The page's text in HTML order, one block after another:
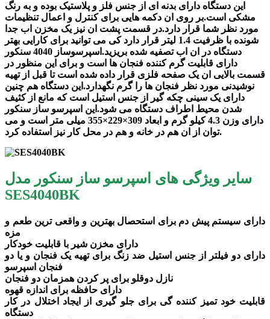
این دستگاه دارای بدنه ای از جنس فلز و پلاستیک بوده و به رنگ
مشکی است.بر روی ان دکمه هایی برای کنترل و اعمال تنظیمات
مورد نظر شما قرار دارد.در قسمت پشت ان نیز یک مخزن اب جدا
شونده با ظرفیت 1.4 لیتر قرار دارد کی می توانید برای کارایی بهتر
دستگاه در ان اب تصفیه شده بریزید.اسپرسوساز 4040 سنکور
دارای قابلیت گرم کننده فنجان ها است و برای این منظور در
قسمت بالایی ان یک صفحه فلزی قرار داده شده است تا قبل از تهیه
نوشیدنی مورد نظر فنجان ها را گرم نگهدارد.این دستگاه هم چنین
دارای یک سینی چکه گیر از جنس استیل است که مانع از کثیف
شدن محیط اطراف دستگاه می شود.این اسپرسو ساز سنکور
دارای وزن 4.3 کیلو گرم و ابعاد 309×229×355 میلی متر است و می
توان از ان هم در خانه و هم در محل کار نیز استفاده کرد.
سایر ویژگی های اسپرسو ساز سنکور مدل
SES4040BK
دارای سیستم پیش دم برای استحصال بهترین و واقعی ترین طعم و
مزه
دارای دو فیلتر از جنس استیل ضد زنگ برای تهیه یک فنجان و یا دو
فنجان اسپرسو
نازل دوقلو برای پر کردن همزمان دو فنجان
دارای حافظه برای اندازه قهوه
قابلیت خود تمیز کننده گی برای جلو گیری از ایجاد اختلال در کار
دستگاه